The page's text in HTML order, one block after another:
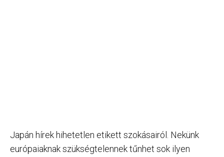
Japán hírek hihetetlen etikett szokásairól. Nekünk
európaiaknak szükségtelennek tűnhet sok ilyen